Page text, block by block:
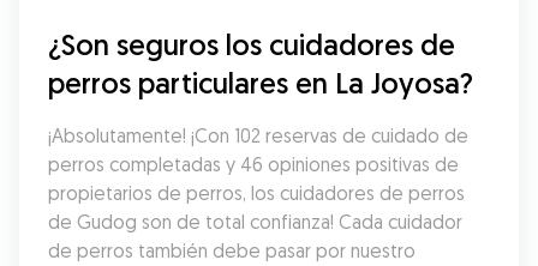
¿Son seguros los cuidadores de
perros particulares en La Joyosa?
¡Absolutamente! ¡Con 102 reservas de cuidado de
perros completadas y 46 opiniones positivas de
propietarios de perros, los cuidadores de perros
de Gudog son de total confianza! Cada cuidador
de perros también debe pasar por nuestro